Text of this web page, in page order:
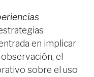
en implicar
el
sobre el uso